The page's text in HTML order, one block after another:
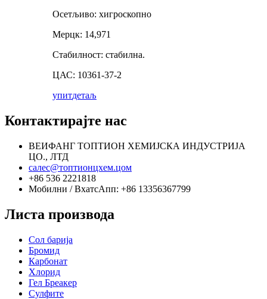
Осетљиво: хигроскопно
Мерцк: 14,971
Стабилност: стабилна.
ЦАС: 10361-37-2
упитдетаљ
Контактирајте нас
ВЕИФАНГ ТОПТИОН ХЕМИЈСКА ИНДУСТРИЈА
ЦО., ЛТД
салес@топтионцхем.цом
+86 536 2221818
Мобилни / ВхатсАпп: +86 13356367799
Листа производа
Сол барија
Бромид
Карбонат
Хлорид
Гел Бреакер
Сулфите